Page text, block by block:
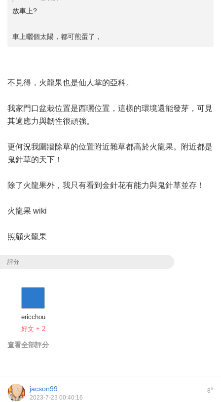
放車上?
車上曬個太陽，都可煎蛋了，
不見得，火龍果也是仙人掌的亞科。
我家門口盆栽位置是西曬位置，這樣的環境還能發芽，可見
其適應力與韌性很頑強。
更何況我圍牆除草的位置附近雜草都高於火龍果。附近都是
鬼針草的天下！
除了火龍果外，我只有看到金針花有能力與鬼針草並存！
火龍果 wiki
照顧火龍果
評分
ericchou
好文 + 2
查看全部評分
8#
jacson99
2023-7-23 00:40:16